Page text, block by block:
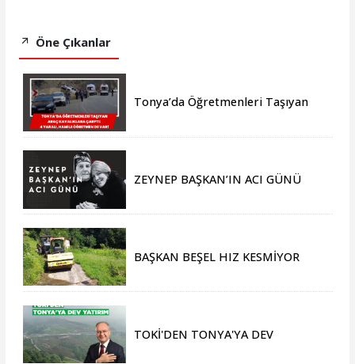
Öne Çıkanlar
Tonya’da Öğretmenleri Taşıyan
ZEYNEP BAŞKAN’IN ACI GÜNÜ
BAŞKAN BEŞEL HIZ KESMİYOR
TOKİ'DEN TONYA'YA DEV